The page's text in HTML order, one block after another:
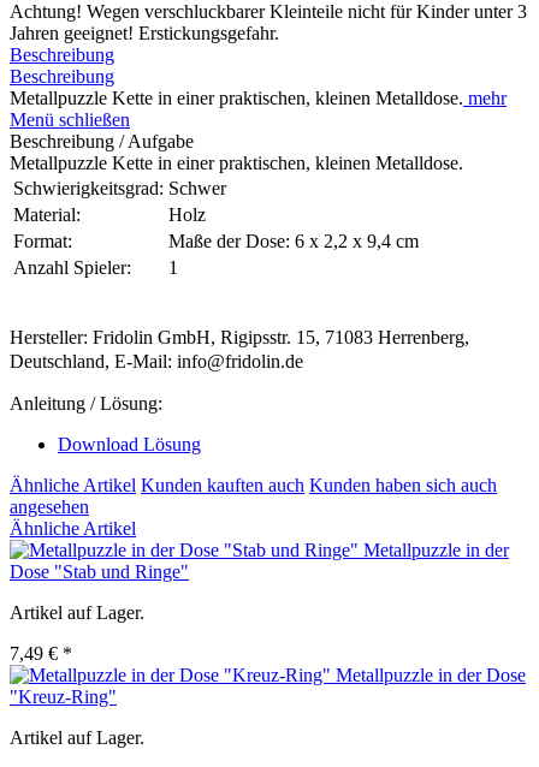
Achtung! Wegen verschluckbarer Kleinteile nicht für Kinder unter 3
Jahren geeignet! Erstickungsgefahr.
Beschreibung
Beschreibung
Metallpuzzle Kette in einer praktischen, kleinen Metalldose. mehr
Menü schließen
Beschreibung / Aufgabe
Metallpuzzle Kette in einer praktischen, kleinen Metalldose.
Schwierigkeitsgrad: Schwer
Material:
Holz
Format:
Maße der Dose: 6 x 2,2 x 9,4 cm
Anzahl Spieler:
1
Hersteller: Fridolin GmbH, Rigipsstr. 15, 71083 Herrenberg,
Deutschland, E-Mail: info@fridolin.de
Anleitung / Lösung:
Download Lösung
Ähnliche Artikel Kunden kauften auch Kunden haben sich auch
angesehen
Ähnliche Artikel
Metallpuzzle in der
Dose "Stab und Ringe"
Artikel auf Lager.
7,49 € *
Metallpuzzle in der Dose
"Kreuz-Ring"
Artikel auf Lager.